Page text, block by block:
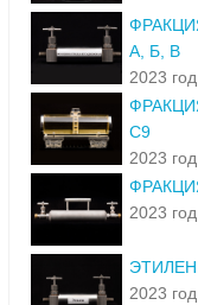
А, Б, В
2023 год
С9
2023 год
2023 год
ЭТИЛЕН
2023 год